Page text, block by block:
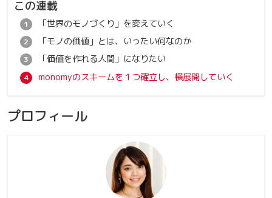
この連載
「世界のモノづくり」を変えていく
「モノの価値」とは、いったい何なのか
「価値を作れる人間」になりたい
monomyのスキームを１つ確立し、横展開していく
プロフィール